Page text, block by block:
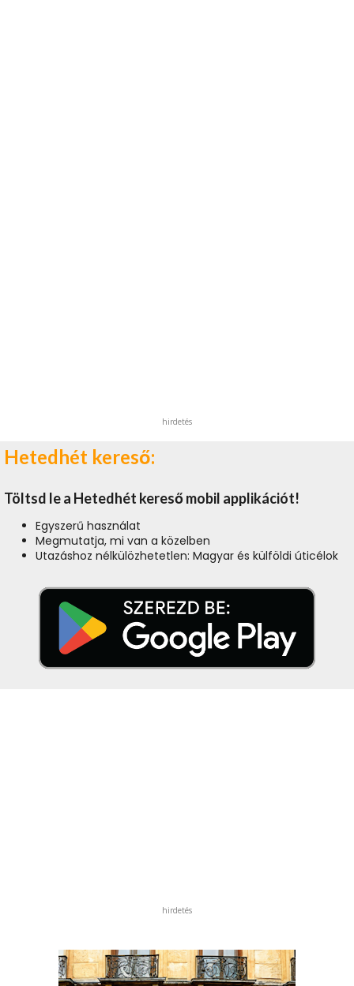
hirdetés
Hetedhét kereső:
Töltsd le a Hetedhét kereső mobil applikációt!
Egyszerű használat
Megmutatja, mi van a közelben
Utazáshoz nélkülözhetetlen: Magyar és külföldi úticélok
hirdetés